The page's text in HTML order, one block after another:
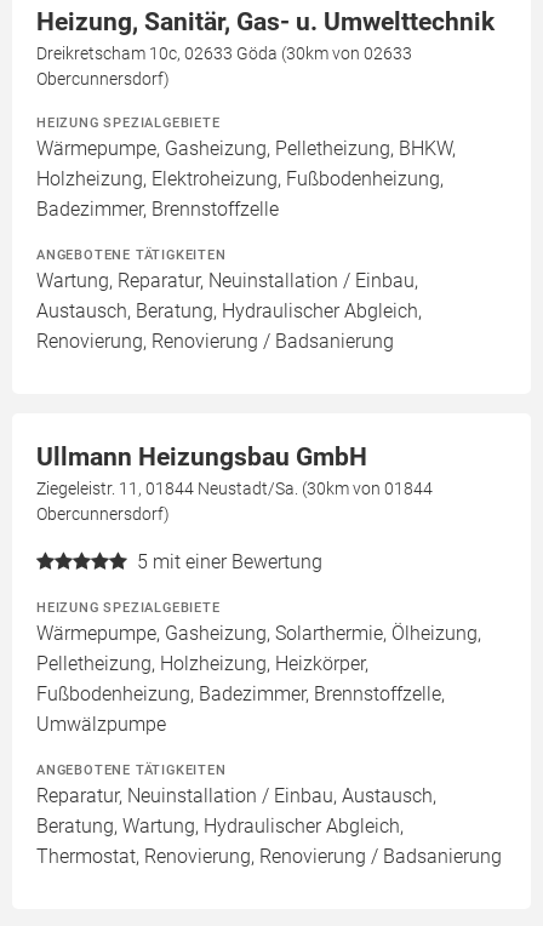
Heizung, Sanitär, Gas- u. Umwelttechnik
Dreikretscham 10c, 02633 Göda (30km von 02633
Obercunnersdorf)
HEIZUNG SPEZIALGEBIETE
Wärmepumpe, Gasheizung, Pelletheizung, BHKW,
Holzheizung, Elektroheizung, Fußbodenheizung,
Badezimmer, Brennstoffzelle
ANGEBOTENE TÄTIGKEITEN
Wartung, Reparatur, Neuinstallation / Einbau,
Austausch, Beratung, Hydraulischer Abgleich,
Renovierung, Renovierung / Badsanierung
Ullmann Heizungsbau GmbH
Ziegeleistr. 11, 01844 Neustadt/Sa. (30km von 01844
Obercunnersdorf)
5 mit einer Bewertung
HEIZUNG SPEZIALGEBIETE
Wärmepumpe, Gasheizung, Solarthermie, Ölheizung,
Pelletheizung, Holzheizung, Heizkörper,
Fußbodenheizung, Badezimmer, Brennstoffzelle,
Umwälzpumpe
ANGEBOTENE TÄTIGKEITEN
Reparatur, Neuinstallation / Einbau, Austausch,
Beratung, Wartung, Hydraulischer Abgleich,
Thermostat, Renovierung, Renovierung / Badsanierung